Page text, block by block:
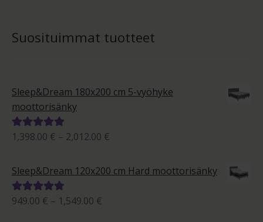
Suosituimmat tuotteet
Sleep&Dream 180x200 cm 5-vyöhyke
moottorisänky
Arvostelu
1,398.00 € – 2,012.00 €
-
Sleep&Dream 120x200 cm Hard moottorisänky
Arvostelu
949.00 € – 1,549.00 €